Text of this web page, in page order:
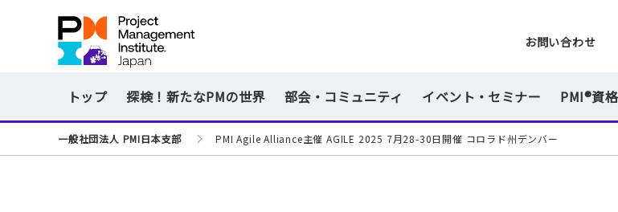
お問い合わせ
トップ 探検！新たなPMの世界 部会・コミュニティ イベント・セミナー PMI®資
一般社団法人 PMI日本支部 PMI Agile Alliance主催 AGILE 2025 7月28-30日開催 コロラド州デンバー